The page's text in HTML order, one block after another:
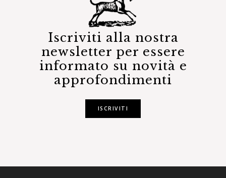
Iscriviti alla nostra
newsletter per essere
informato su novità e
approfondimenti
ISCRIVITI